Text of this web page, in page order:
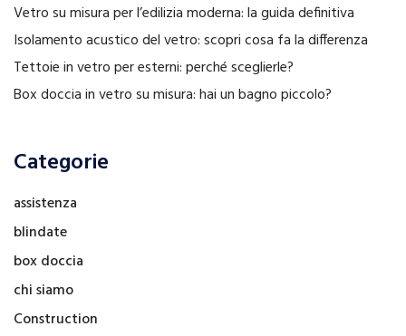
Vetro su misura per l’edilizia moderna: la guida definitiva
Isolamento acustico del vetro: scopri cosa fa la differenza
Tettoie in vetro per esterni: perché sceglierle?
Box doccia in vetro su misura: hai un bagno piccolo?
Categorie
assistenza
blindate
box doccia
chi siamo
Construction